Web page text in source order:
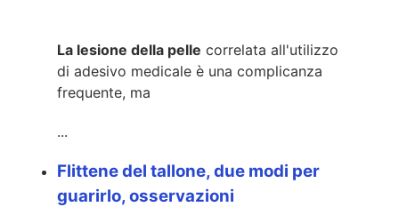
La lesione della pelle correlata all'utilizzo
di adesivo medicale è una complicanza
frequente, ma
...
Flittene del tallone, due modi per
guarirlo, osservazioni